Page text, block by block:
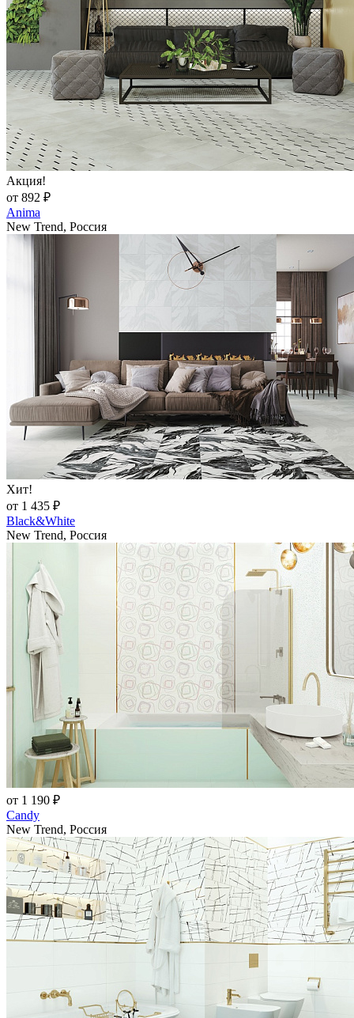
Акция!
от 892 ₽
Anima
New Trend, Россия
Хит!
от 1 435 ₽
Black&White
New Trend, Россия
от 1 190 ₽
Candy
New Trend, Россия